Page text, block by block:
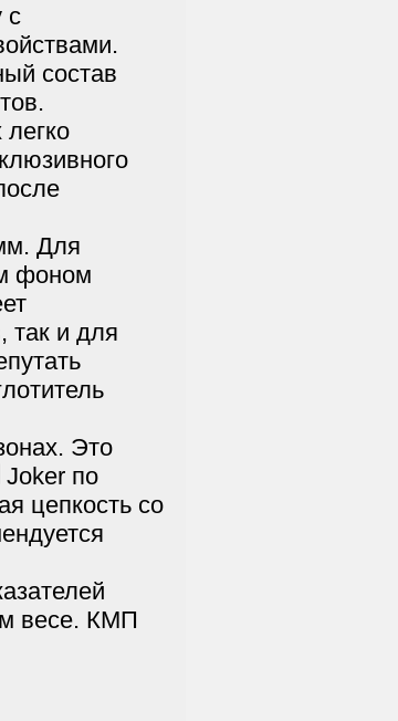
с
состав
Для
фоном
так и для
Это
Joker по
цепкость со
весе. КМП